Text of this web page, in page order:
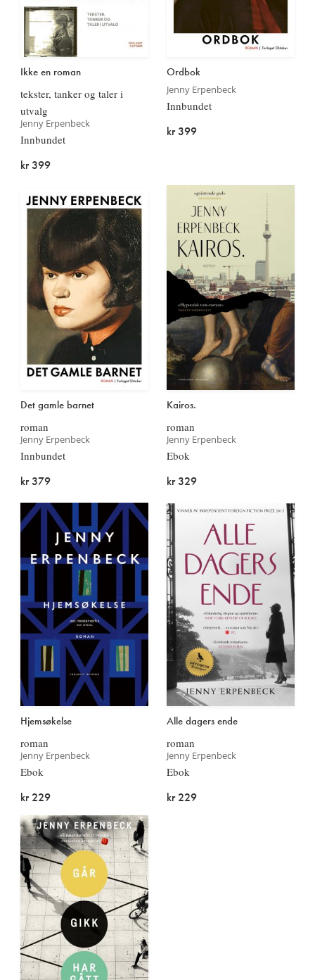
Ikke en roman
tekster, tanker og taler i
utvalg
Jenny Erpenbeck
Innbundet
kr 399
Ordbok
Jenny Erpenbeck
Innbundet
kr 399
Det gamle barnet
roman
Jenny Erpenbeck
Innbundet
kr 379
Kairos.
roman
Jenny Erpenbeck
Ebok
kr 329
Hjemsøkelse
roman
Jenny Erpenbeck
Ebok
kr 229
Alle dagers ende
roman
Jenny Erpenbeck
Ebok
kr 229